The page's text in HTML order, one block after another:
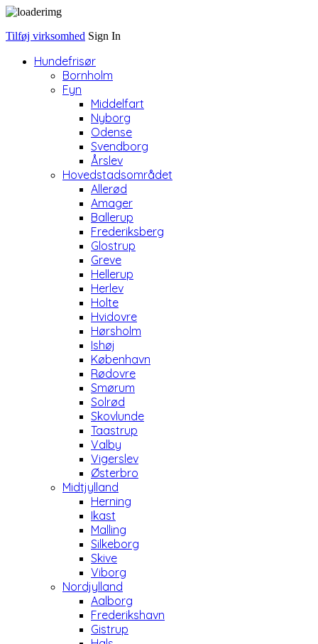
Tilføj virksomhed Sign In
Hundefrisør
Bornholm
Fyn
Middelfart
Nyborg
Odense
Svendborg
Årslev
Hovedstadsområdet
Allerød
Amager
Ballerup
Frederiksberg
Glostrup
Greve
Hellerup
Herlev
Holte
Hvidovre
Hørsholm
Ishøj
København
Rødovre
Smørum
Solrød
Skovlunde
Taastrup
Valby
Vigerslev
Østerbro
Midtjylland
Herning
Ikast
Malling
Silkeborg
Skive
Viborg
Nordjylland
Aalborg
Frederikshavn
Gistrup